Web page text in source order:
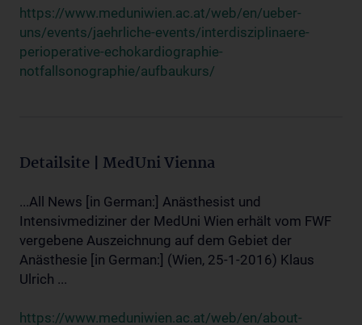
https://www.meduniwien.ac.at/web/en/ueber-
uns/events/jaehrliche-events/interdisziplinaere-
perioperative-echokardiographie-
notfallsonographie/aufbaukurs/
Detailsite | MedUni Vienna
...All News [in German:] Anästhesist und
Intensivmediziner der MedUni Wien erhält vom FWF
vergebene Auszeichnung auf dem Gebiet der
Anästhesie [in German:] (Wien, 25-1-2016) Klaus
Ulrich ...
https://www.meduniwien.ac.at/web/en/about-